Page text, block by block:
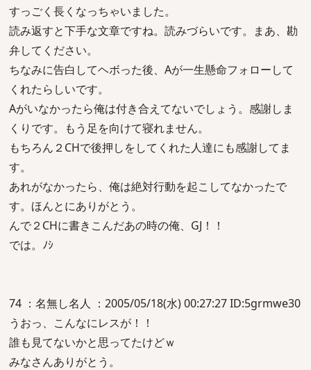
すっごく長くなっちゃいました。
読み返すと下手な文章ですね。読みづらいです。まあ、勘
弁してください。
ちなみに告白してヘボった後、Aが一生懸命フォローして
くれたらしいです。
Aがいなかったら俺は付き合えてないでしょう。感謝しま
くりです。もう足を向けて寝れません。
もちろん２CHで後押しをしてくれた人達にも感謝してま
す。
あれがなかったら、俺は絶対行動を起こしてなかったで
す。ほんとにありがとう。
んで２CHに書きこんだあの時の俺、GJ！！
では。ﾉｼ
74 ：名無し名人 ：2005/05/18(水) 00:27:27 ID:5grmwe30
うおっ、こんなにレスが！！
誰も見てないかと思ってたけどｗ
みなさんありがとう。